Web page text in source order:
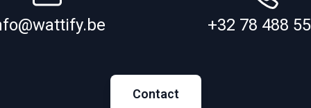
+32 78 488
Contact